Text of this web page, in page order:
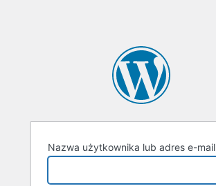
Nazwa użytkownika lub adres e-mail